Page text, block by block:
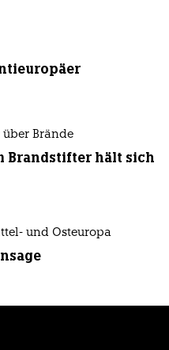
Brände
Brandstifter hält sich
und Osteuropa